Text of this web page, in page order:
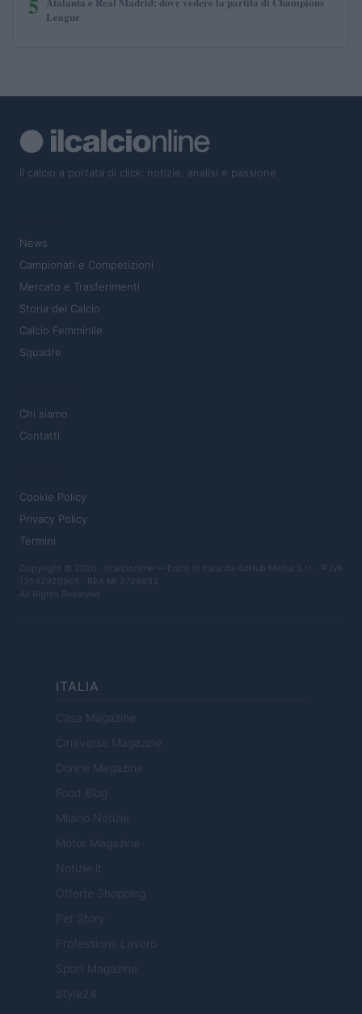
League
Il calcio a portata di click: notizie, analisi e passione
News
Campionati e Competizioni
Mercato e Trasferimenti
Storia del Calcio
Calcio Femminile
Squadre
Chi siamo
Contatti
Cookie Policy
Privacy Policy
Termini
Copyright © 2026 · Ilcalcionline — Edito in Italia da AdHub Media S.r.l. · P.IVA
13542920965 · REA MI 2729933
All Rights Reserved
ITALIA
Casa Magazine
Cineverse Magazine
Donne Magazine
Food Blog
Milano Notizie
Motor Magazine
Notizie.it
Offerte Shopping
Pet Story
Professione Lavoro
Sport Magazine
Style24